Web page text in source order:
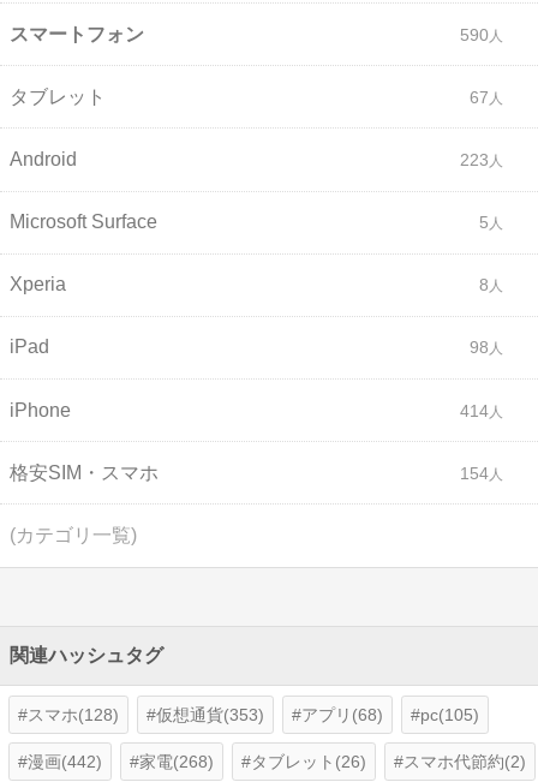
スマートフォン 590
タブレット 67
Android 223
Microsoft Surface 5
Xperia 8
iPad 98
iPhone 414
格安SIM・スマホ 154
(カテゴリ一覧)
関連ハッシュタグ
スマホ(128) 仮想通貨(353) アプリ(68) pc(105)
漫画(442) 家電(268) タブレット(26) スマホ代節約(2)